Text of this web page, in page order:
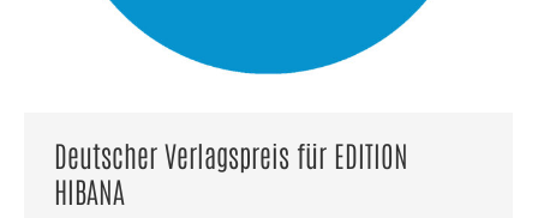
Deutscher Verlagspreis für EDITION
HIBANA